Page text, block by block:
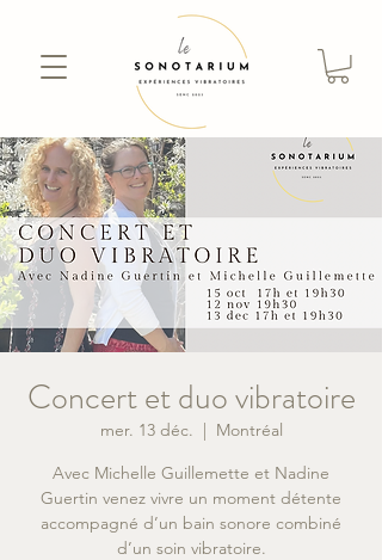
Concert et duo vibratoire
mer. 13 déc.
  |
Montréal
Avec Michelle Guillemette et Nadine
Guertin venez vivre un moment détente
accompagné d’un bain sonore combiné
d’un soin vibratoire.